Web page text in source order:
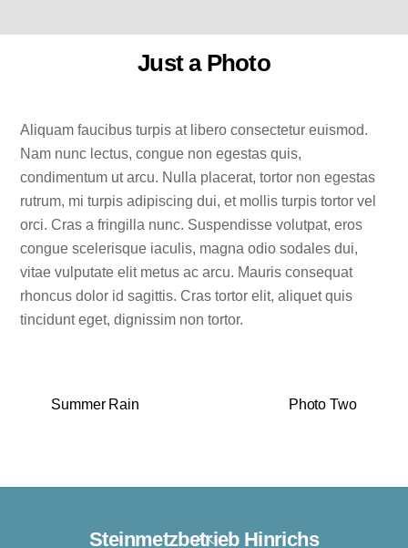
Just a Photo
Aliquam faucibus turpis at libero consectetur euismod.
Nam nunc lectus, congue non egestas quis,
condimentum ut arcu. Nulla placerat, tortor non egestas
rutrum, mi turpis adipiscing dui, et mollis turpis tortor vel
orci. Cras a fringilla nunc. Suspendisse volutpat, eros
congue scelerisque iaculis, magna odio sodales dui,
vitae vulputate elit metus ac arcu. Mauris consequat
rhoncus dolor id sagittis. Cras tortor elit, aliquet quis
tincidunt eget, dignissim non tortor.
Summer Rain Photo Two
Back
Steinmetzbetrieb Hinrichs